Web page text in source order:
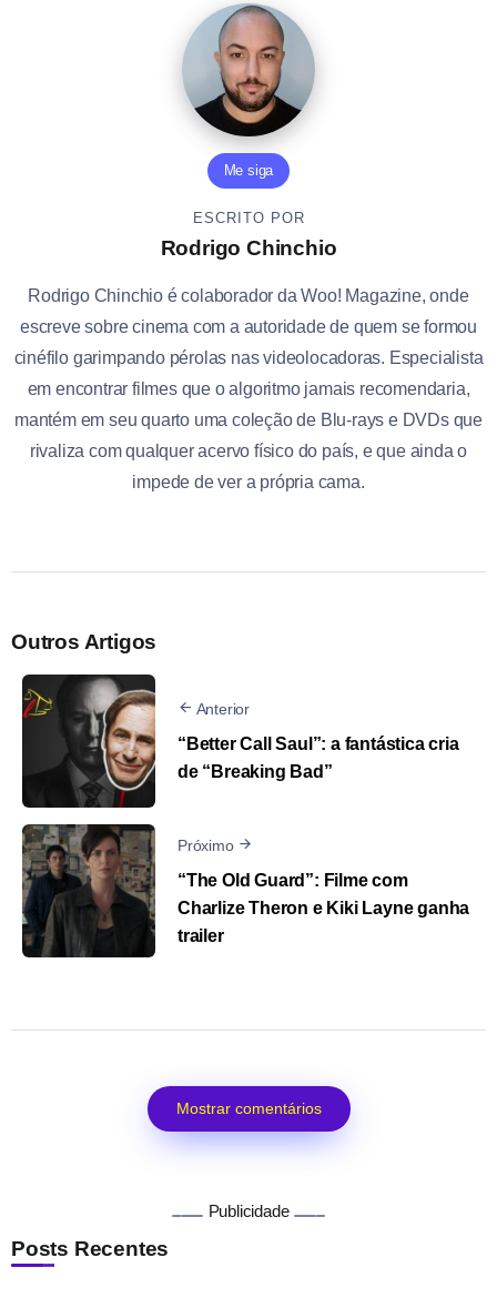
Me siga
ESCRITO POR
Rodrigo Chinchio
Rodrigo Chinchio é colaborador da Woo! Magazine, onde
escreve sobre cinema com a autoridade de quem se formou
cinéfilo garimpando pérolas nas videolocadoras. Especialista
em encontrar filmes que o algoritmo jamais recomendaria,
mantém em seu quarto uma coleção de Blu-rays e DVDs que
rivaliza com qualquer acervo físico do país, e que ainda o
impede de ver a própria cama.
Outros Artigos
Anterior
“Better Call Saul”: a fantástica cria
de “Breaking Bad”
Próximo
“The Old Guard”: Filme com
Charlize Theron e Kiki Layne ganha
trailer
Mostrar comentários
Publicidade
Posts Recentes